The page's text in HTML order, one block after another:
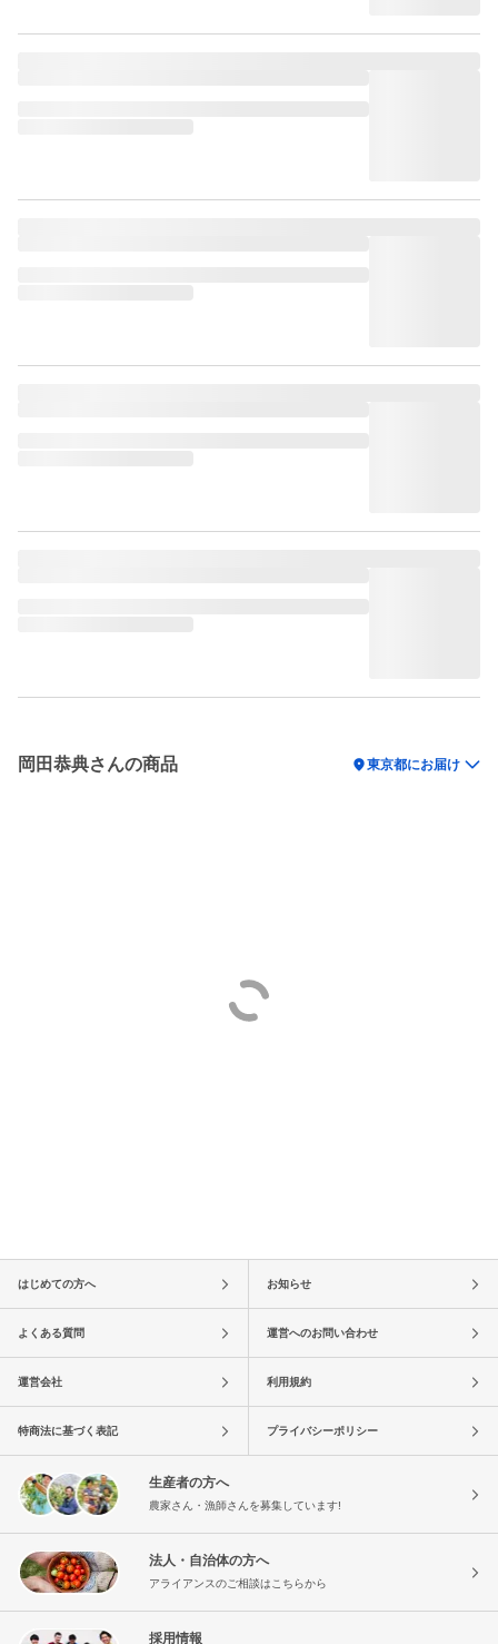
岡田恭典さんの商品 location_on東京都にお届け
はじめての方へ お知らせ
よくある質問 運営へのお問い合わせ
運営会社 利用規約
特商法に基づく表記 プライバシーポリシー
生産者の方へ
農家さん・漁師さんを募集しています!
法人・自治体の方へ
アライアンスのご相談はこちらから
採用情報